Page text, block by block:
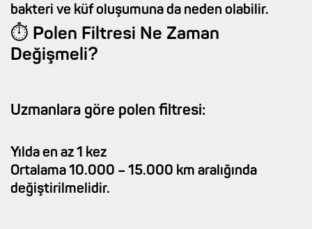
bakteri ve küf oluşumuna da neden olabilir.
⏱️ Polen Filtresi Ne Zaman
Değişmeli?
Uzmanlara göre polen filtresi:
Yılda en az 1 kez
Ortalama 10.000 – 15.000 km aralığında
değiştirilmelidir.